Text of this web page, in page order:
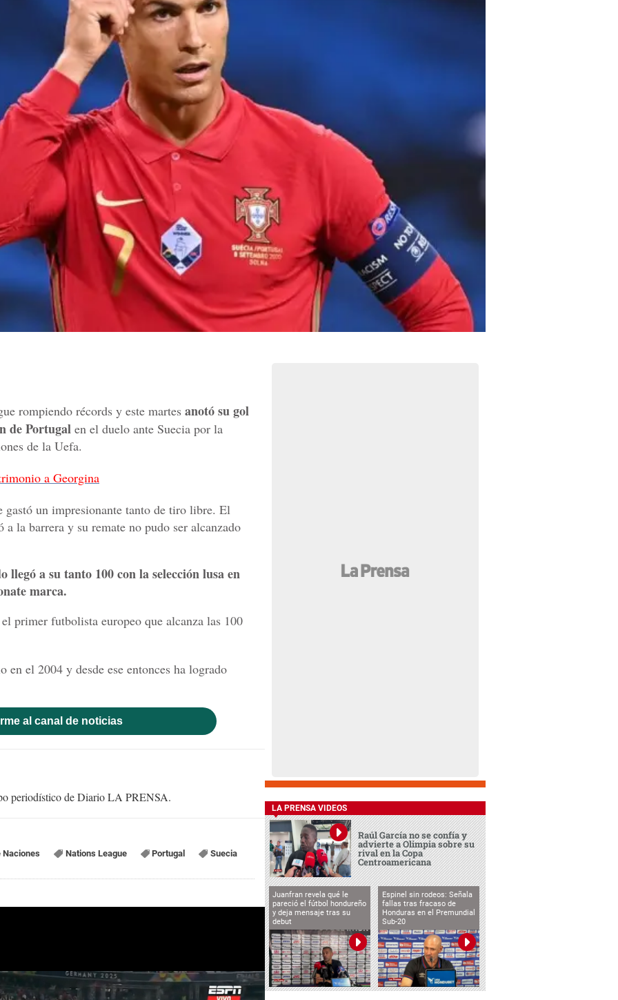
rompiendo récords y este martes anotó su gol
de Portugal en el duelo ante Suecia por la
de la Uefa.
a Georgina
un impresionante tanto de tiro libre. El
a la barrera y su remate no pudo ser alcanzado
llegó a su tanto 100 con la selección lusa en
marca.
primer futbolista europeo que alcanza las 100
el 2004 y desde ese entonces ha logrado
al canal de noticias
periodístico de Diario LA PRENSA.
Naciones Nations League Portugal Suecia
LA PRENSA VIDEOS
Raúl García no se confía y
advierte a Olimpia sobre su
rival en la Copa
Centroamericana
Juanfran revela qué le
pareció el fútbol hondureño
y deja mensaje tras su
debut
Espinel sin rodeos: Señala
fallas tras fracaso de
Honduras en el Premundial
Sub-20